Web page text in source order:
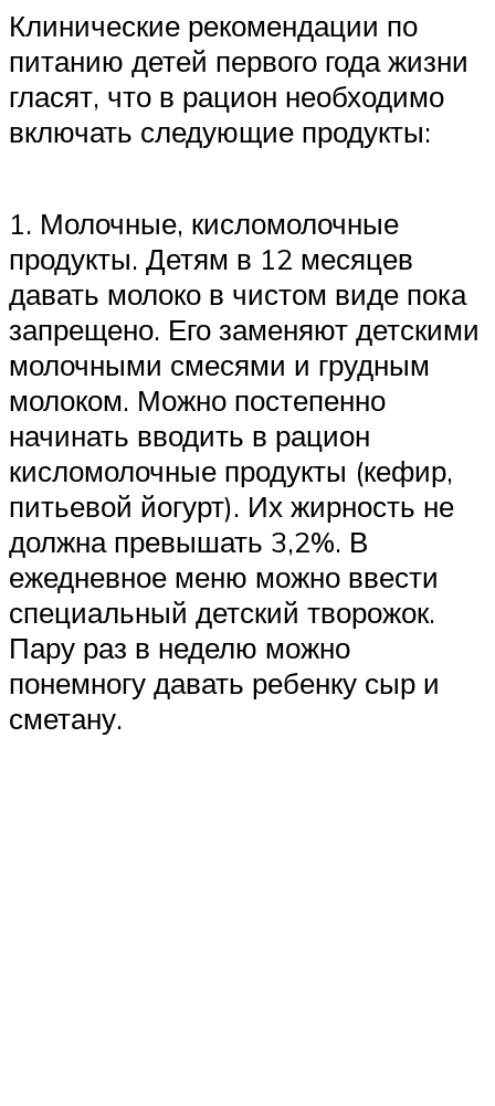
Клинические рекомендации по
питанию детей первого года жизни
гласят, что в рацион необходимо
включать следующие продукты:
1. Молочные, кисломолочные
продукты. Детям в 12 месяцев
давать молоко в чистом виде пока
запрещено. Его заменяют детскими
молочными смесями и грудным
молоком. Можно постепенно
начинать вводить в рацион
кисломолочные продукты (кефир,
питьевой йогурт). Их жирность не
должна превышать 3,2%. В
ежедневное меню можно ввести
специальный детский творожок.
Пару раз в неделю можно
понемногу давать ребенку сыр и
сметану.